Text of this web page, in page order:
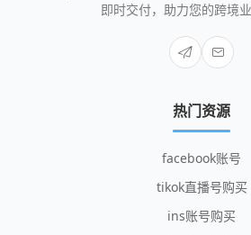
即时交付，助力您的跨境业
热门资源
facebook账号
tikok直播号购买
ins账号购买